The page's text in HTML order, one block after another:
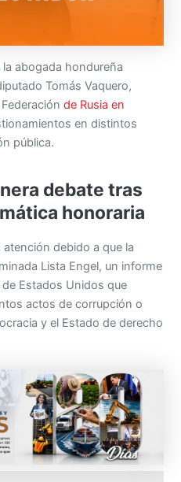
abogada hondureña
Tomás Vaquero,
de Rusia en
en distintos
pública.
debate tras
honoraria
debido a que la
Lista Engel, un informe
Estados Unidos que
actos de corrupción o
y el Estado de derecho